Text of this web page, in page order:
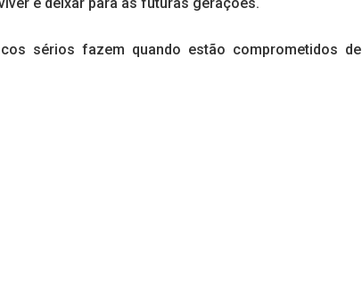
sérios fazem quando estão comprometidos de